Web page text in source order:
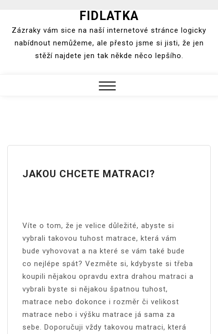
content
FIDLATKA
Zázraky vám sice na naší internetové stránce logicky
nabídnout nemůžeme, ale přesto jsme si jisti, že jen
stěží najdete jen tak někde něco lepšího.
JAKOU CHCETE MATRACI?
Víte o tom, že je velice důležité, abyste si
vybrali takovou tuhost matrace, která vám
bude vyhovovat a na které se vám také bude
co nejlépe spát? Vezměte si, kdybyste si třeba
koupili nějakou opravdu extra drahou matraci a
vybrali byste si nějakou špatnou tuhost,
matrace nebo dokonce i rozměr či velikost
matrace nebo i výšku matrace já sama za
sebe. Doporučuji vždy takovou matraci, která